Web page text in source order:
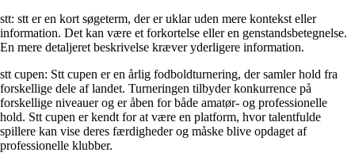
stt: stt er en kort søgeterm, der er uklar uden mere kontekst eller
information. Det kan være et forkortelse eller en genstandsbetegnelse.
En mere detaljeret beskrivelse kræver yderligere information.
stt cupen: Stt cupen er en årlig fodboldturnering, der samler hold fra
forskellige dele af landet. Turneringen tilbyder konkurrence på
forskellige niveauer og er åben for både amatør- og professionelle
hold. Stt cupen er kendt for at være en platform, hvor talentfulde
spillere kan vise deres færdigheder og måske blive opdaget af
professionelle klubber.